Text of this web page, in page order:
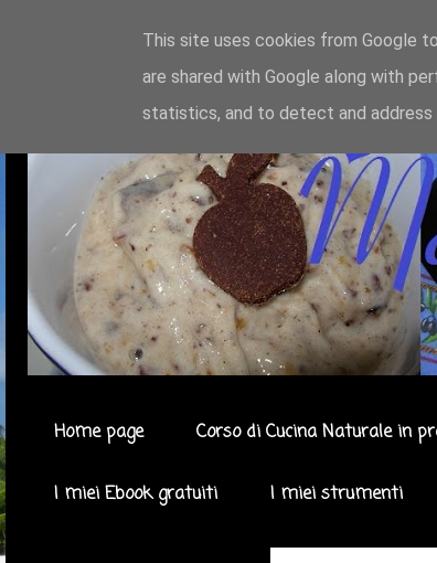
Home page Corso di Cucina Naturale in
I miei Ebook gratuiti I miei strumenti
This site uses cookies from Google
are shared with Google along with
statistics, and to detect and address